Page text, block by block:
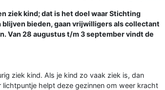
ziek kind; dat is het doel waar Stichting
bieden, gaan vrijwilligers als collectant
Van 28 augustus t/m 3 september vindt de
ziek kind. Als je kind zo vaak ziek is, dan
helpt deze gezinnen om weer kracht